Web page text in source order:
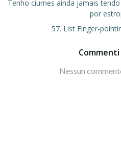
Tenho ciumes ainda jamais
por
57. List Finger-
Nessun